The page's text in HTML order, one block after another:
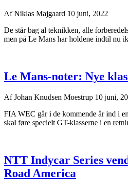
AfNiklas Majgaard 10 juni, 2022
De står bag al teknikken, alle
men på Le Mans har holdene indtil nu
Le Mans-noter: Nye
AfJohan Knudsen Moestrup 10 juni,
FIA WEC går i de kommende år ind i
skal føre specielt GT-klasserne i en
NTT Indycar Series
Road America